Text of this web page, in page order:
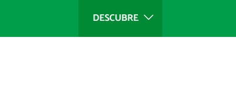
DESCUBRE